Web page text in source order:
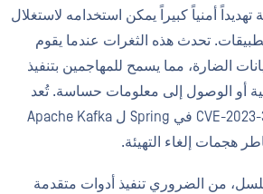
تهديداً أمنياً كبيراً يمكن استخدامه لاستغلال
تحدث هذه الثغرات عندما يقوم
الضارة، مما يسمح للمهاجمين بتنفيذ
أو الوصول إلى معلومات حساسة. تُعد
الثغرة الأمنية CVE-2023-3404040 في Spring ل Apache Kafka
هجمات إلغاء التهيئة.
من الضروري تنفيذ أدوات متقدمة